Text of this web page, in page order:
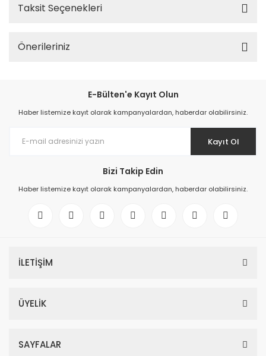
Taksit Seçenekleri
Önerileriniz
E-Bülten'e Kayıt Olun
Haber listemize kayıt olarak kampanyalardan, haberdar olabilirsiniz.
Kayıt Ol
Bizi Takip Edin
Haber listemize kayıt olarak kampanyalardan, haberdar olabilirsiniz.
İLETİŞİM
ÜYELİK
SAYFALAR